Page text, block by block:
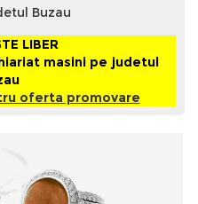
Buzau
LIBER
masini pe judetul
oferta promovare